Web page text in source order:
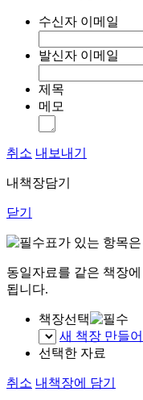
수신자 이메일
발신자 이메일
제목
메모
취소 내보내기
내책장담기
닫기
표가 있는 항목
동일자료를 같은 책장
됩니다.
책장선택
새 책장 만들어
선택한 자료
취소 내책장에 담기